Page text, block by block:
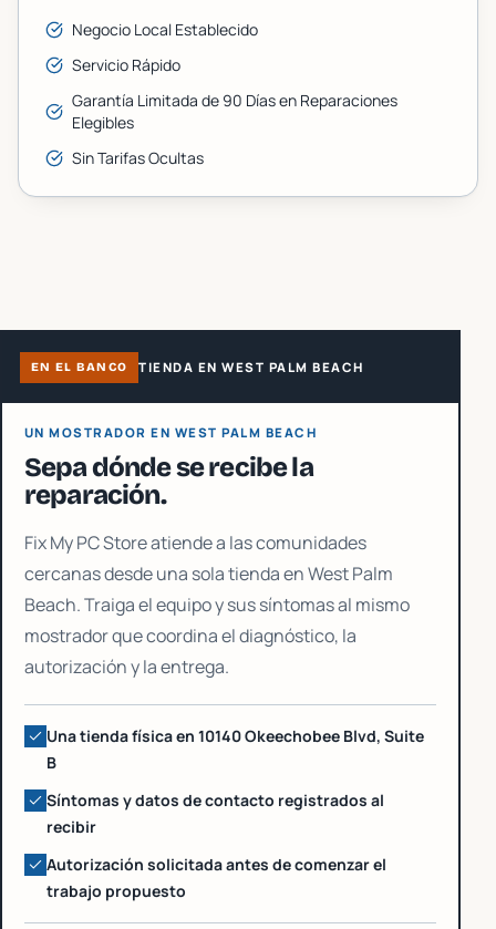
Negocio Local Establecido
Servicio Rápido
Garantía Limitada de 90 Días en Reparaciones
Elegibles
Sin Tarifas Ocultas
EN EL BANCO TIENDA EN WEST PALM BEACH
UN MOSTRADOR EN WEST PALM BEACH
Sepa dónde se recibe la
reparación.
Fix My PC Store atiende a las comunidades
cercanas desde una sola tienda en West Palm
Beach. Traiga el equipo y sus síntomas al mismo
mostrador que coordina el diagnóstico, la
autorización y la entrega.
Una tienda física en 10140 Okeechobee Blvd, Suite
B
Síntomas y datos de contacto registrados al
recibir
Autorización solicitada antes de comenzar el
trabajo propuesto